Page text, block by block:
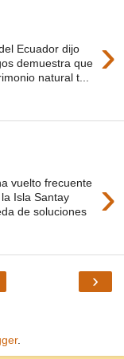
›
Ecuador dijo
demuestra que
natural t...
›
vuelto frecuente
Isla Santay
de soluciones
›
.